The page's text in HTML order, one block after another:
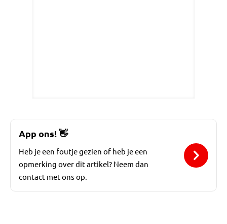
App ons!👋
Heb je een foutje gezien of heb je een
opmerking over dit artikel? Neem dan
contact met ons op.